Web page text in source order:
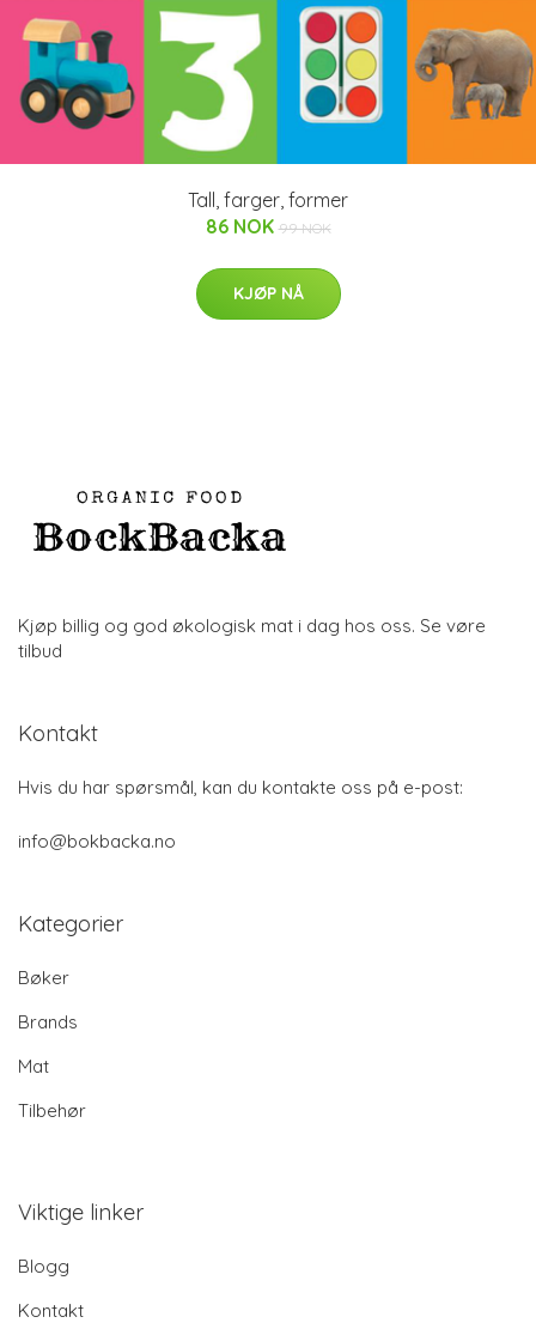
Tall, farger, former
86 NOK 99 NOK
KJØP NÅ
Kjøp billig og god økologisk mat i dag hos oss. Se vøre
tilbud
Kontakt
Hvis du har spørsmål, kan du kontakte oss på e-post:
info@bokbacka.no
Kategorier
Bøker
Brands
Mat
Tilbehør
Viktige linker
Blogg
Kontakt